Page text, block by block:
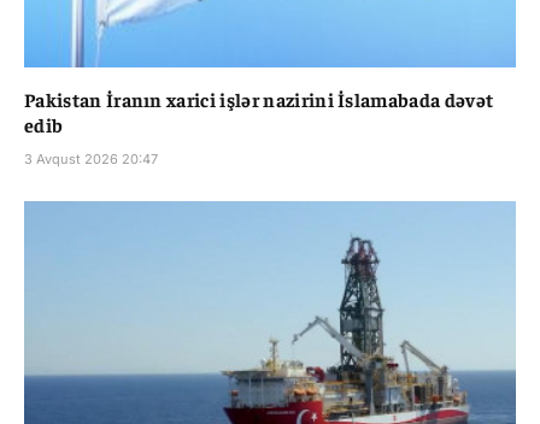
Pakistan İranın xarici işlər nazirini İslamabada dəvət
edib
3 Avqust 2026 20:47